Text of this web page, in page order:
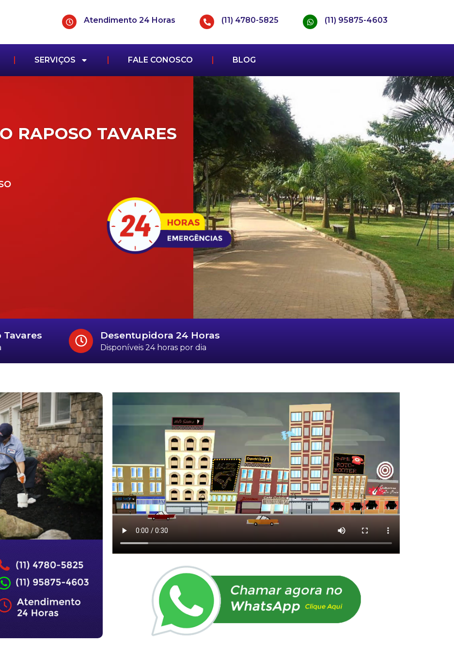
Atendimento 24 Horas (11) 4780-5825 (11) 95875-4603
SERVIÇOS FALE CONOSCO BLOG
RAPOSO TAVARES
Desentupidora 24 Horas
Disponíveis 24 horas por dia